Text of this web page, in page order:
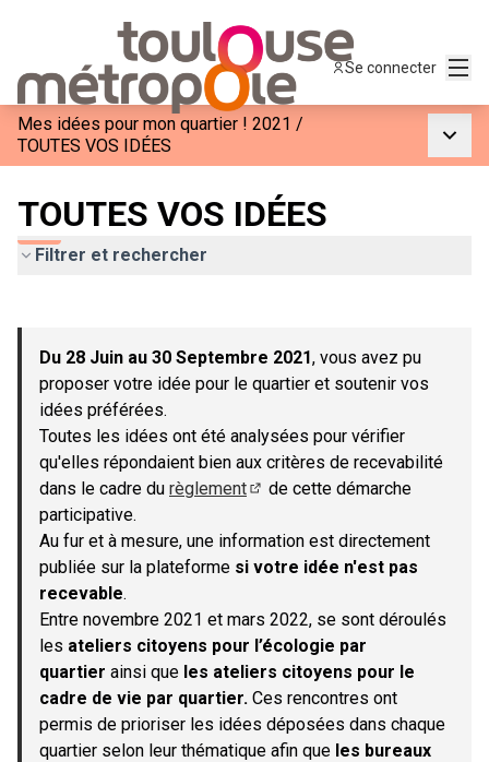
Se connecter
Mes idées pour mon quartier ! 2021 /
TOUTES VOS IDÉES
TOUTES VOS IDÉES
Filtrer et rechercher
−
Du 28 Juin au 30 Septembre 2021, vous avez pu
proposer votre idée pour le quartier et soutenir vos
idées préférées.
Toutes les idées ont été analysées pour vérifier
qu'elles répondaient bien aux critères de recevabilité
dans le cadre du règlement
de cette démarche
participative.
Au fur et à mesure, une information est directement
publiée sur la plateforme si votre idée n'est pas
recevable.
Entre novembre 2021 et mars 2022, se sont déroulés
les ateliers citoyens pour l’écologie par
quartier ainsi que les ateliers citoyens pour le
cadre de vie par quartier. Ces rencontres ont
permis de prioriser les idées déposées dans chaque
quartier selon leur thématique afin que les bureaux